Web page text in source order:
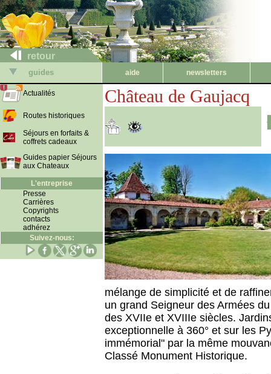
retour
guides aide newsletters
Actualités
Routes historiques
Séjours en forfaits &
coffrets cadeaux
Guides papier Séjours
aux Chateaux
L'entreprise
Presse
Carrières
Copyrights
contacts
adhérez
Suivez-nous:
Château de Gaujacq
mélange de simplicité et de
un grand Seigneur des Armées
des XVIIe et XVIIIe siècles.
exceptionnelle à 360° et sur les
immémorial" par la même
Classé Monument Historique.